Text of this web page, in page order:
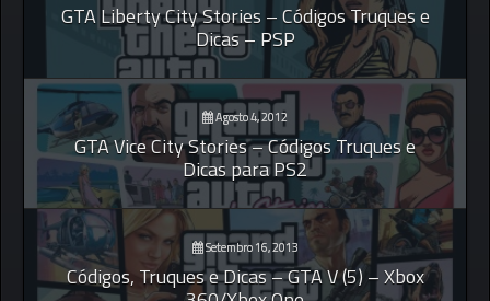
GTA Liberty City Stories – Códigos Truques e
Dicas – PSP
Agosto 4, 2012
GTA Vice City Stories – Códigos Truques e
Dicas para PS2
Setembro 16, 2013
Códigos, Truques e Dicas – GTA V (5) – Xbox